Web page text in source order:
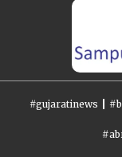
#gujaratinews